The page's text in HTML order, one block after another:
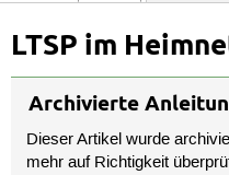
LTSP im
Archivierte
Dieser Artikel wurde
mehr auf Richtigkeit